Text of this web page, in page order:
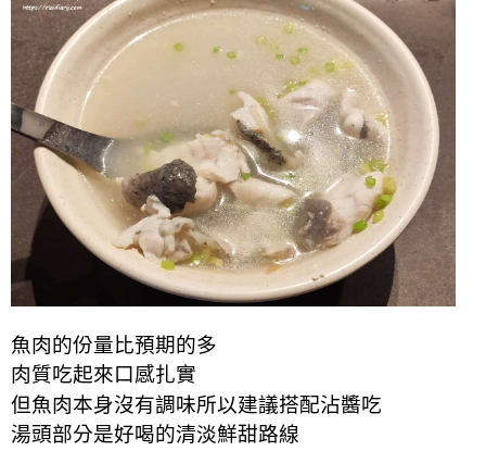
魚肉的份量比預期的多
肉質吃起來口感扎實
但魚肉本身沒有調味所以建議搭配沾醬吃
湯頭部分是好喝的清淡鮮甜路線